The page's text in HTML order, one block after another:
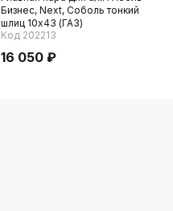
Бизнес, Next, Соболь тонкий
шлиц 10х43 (ГАЗ)
Код 202213
16 050 ₽